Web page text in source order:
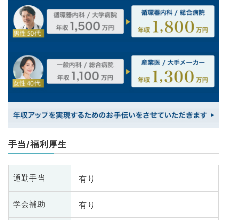
手当/福利厚生
通勤手当 有り
学会補助 有り